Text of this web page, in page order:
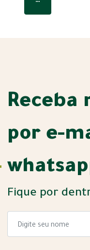
Receba
por e-
Fique por